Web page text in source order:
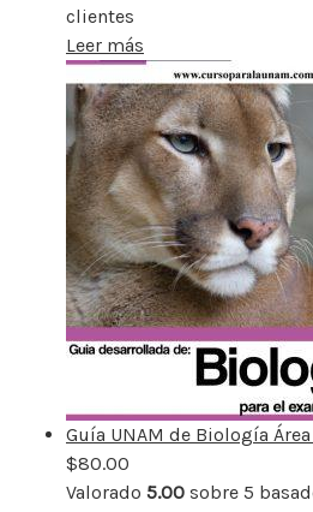
clientes
Leer más
Guía UNAM de Biología
$80.00
Valorado 5.00 sobre 5